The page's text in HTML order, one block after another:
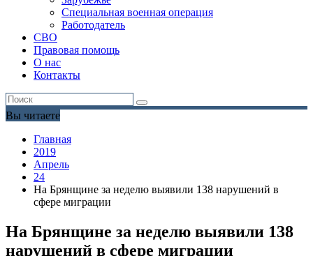
Специальная военная операция
Работодатель
СВО
Правовая помощь
О нас
Контакты
Вы читаете
Главная
2019
Апрель
24
На Брянщине за неделю выявили 138 нарушений в
сфере миграции
На Брянщине за неделю выявили 138
нарушений в сфере миграции